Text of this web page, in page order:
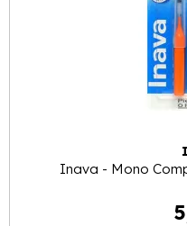
Inava - Mono
5